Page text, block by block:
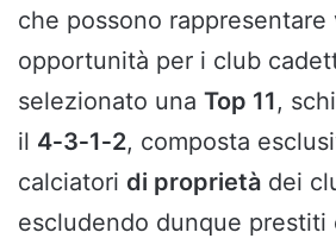
che possono rappresentare
opportunità per i club
selezionato una Top 11,
il 4‑3‑1‑2, composta
calciatori di proprietà dei
escludendo dunque prestiti